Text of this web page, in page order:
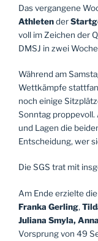
Das vergangene
Athletender
voll im Zeichen der
DMSJ in zwei
Während am
Wettkämpfe
noch einige
Sonntag
und Lagen die
Entscheidung, wer
Die SGS trat mit
Am Ende erzielte die
Franka Gerling,
Juliana Smyla,
Vorsprung von 49